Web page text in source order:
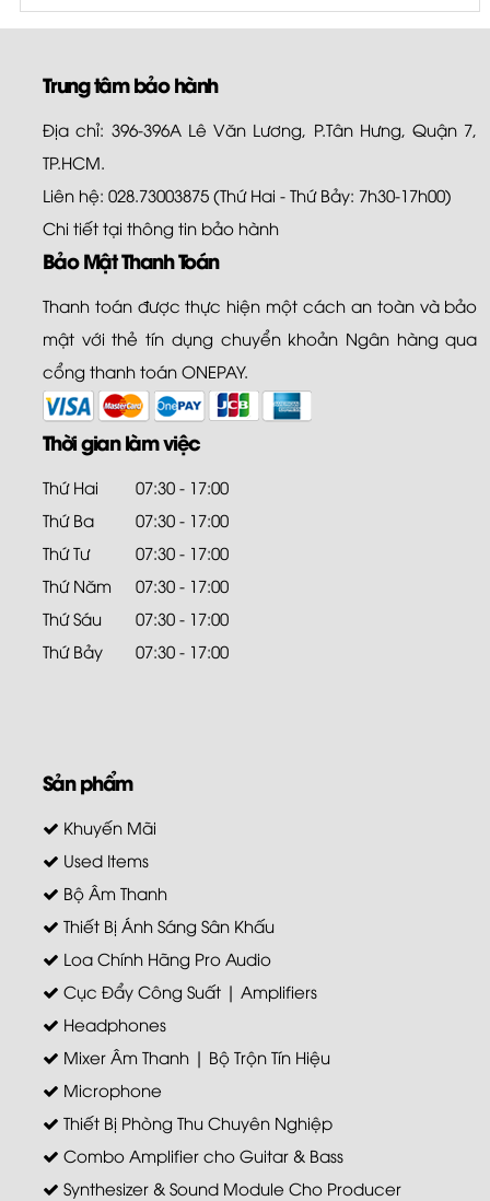
Trung tâm bảo hành
Địa chỉ: 396-396A Lê Văn Lương, P.Tân Hưng, Quận 7,
TP.HCM.
Liên hệ: 028.73003875 (Thứ Hai - Thứ Bảy: 7h30-17h00)
Chi tiết tại thông tin bảo hành
Bảo Mật Thanh Toán
Thanh toán được thực hiện một cách an toàn và bảo
mật với thẻ tín dụng chuyển khoản Ngân hàng qua
cổng thanh toán ONEPAY.
Thời gian làm việc
Thứ Hai
07:30 - 17:00
Thứ Ba
07:30 - 17:00
Thứ Tư
07:30 - 17:00
Thứ Năm
07:30 - 17:00
Thứ Sáu
07:30 - 17:00
Thứ Bảy
07:30 - 17:00
Sản phẩm
Khuyến Mãi
Used Items
Bộ Âm Thanh
Thiết Bị Ánh Sáng Sân Khấu
Loa Chính Hãng Pro Audio
Cục Đẩy Công Suất | Amplifiers
Headphones
Mixer Âm Thanh | Bộ Trộn Tín Hiệu
Microphone
Thiết Bị Phòng Thu Chuyên Nghiệp
Combo Amplifier cho Guitar & Bass
Synthesizer & Sound Module Cho Producer